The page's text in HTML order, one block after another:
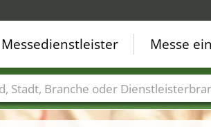
Messedienstleister Messe
Branchen